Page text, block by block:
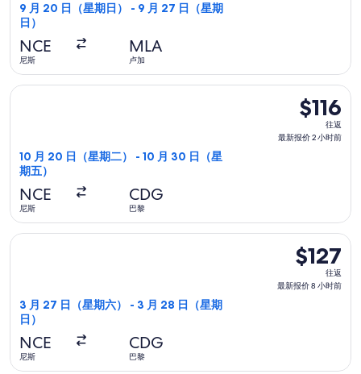
1
前
9 月 20 日（星期日） - 9 月 27 日（星期
日）
NCE
尼斯
MLA
卢加
$116
往
返,
2
时
$116
往返
最新报价 2 小时前
10 月 20 日（星期二） - 10 月 30 日（星
期五）
NCE
尼斯
CDG
巴黎
选择易捷航空航班，10 月 20 日（星期二）从尼斯前往巴黎
$127
往
返,
$127
往返
最新报价 8 小时前
3 月 27 日（星期六） - 3 月 28 日（星期
日）
NCE
尼斯
CDG
巴黎
选择法国航空航班，3 月 27 日（星期六）从尼斯前往巴黎，